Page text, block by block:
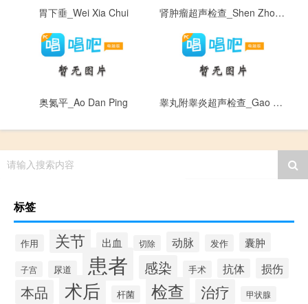
胃下垂_Wei Xia Chui 肾肿瘤超声检查_Shen Zhong Liu Chao Sheng Jian Cha
奥氮平_Ao Dan Ping 睾丸附睾炎超声检查_Gao Wan Fu Gao Yan Chao Sheng Jian Cha
请输入搜索内容
标签
作用 关节 出血 切除 动脉 发作 囊肿
子宫 尿道 患者 感染 手术 抗体 损伤
本品 术后 杆菌 检查 治疗 甲状腺